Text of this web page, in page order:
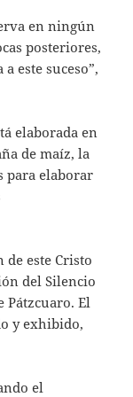
en ningún
posteriores,
este suceso”,
elaborada en
de maíz, la
para elaborar
este Cristo
del Silencio
Pátzcuaro. El
y exhibido,
el